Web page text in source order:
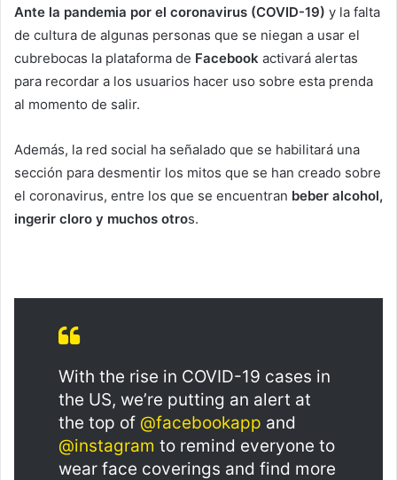
Ante la pandemia por el coronavirus (COVID-19) y la falta
de cultura de algunas personas que se niegan a usar el
cubrebocas la plataforma de Facebook activará alertas
para recordar a los usuarios hacer uso sobre esta prenda
al momento de salir.
Además, la red social ha señalado que se habilitará una
sección para desmentir los mitos que se han creado sobre
el coronavirus, entre los que se encuentran beber alcohol,
ingerir cloro y muchos otros.
With the rise in COVID-19 cases in
the US, we’re putting an alert at
the top of @facebookapp and
@instagram to remind everyone to
wear face coverings and find more